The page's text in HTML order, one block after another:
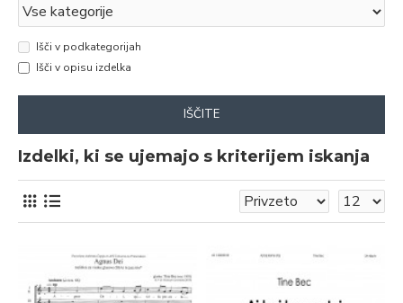
Išči v podkategorijah
Išči v opisu izdelka
IŠČITE
Izdelki, ki se ujemajo s kriterijem iskanja